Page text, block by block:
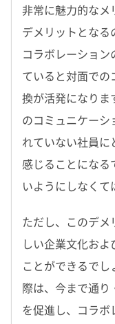
非常に魅力的なメ
デメリットとなる
コラボレーション
ていると対面での
換が活発になりま
のコミュニケーシ
れていない社員に
感じることになる
いようにしなくて
ただし、このデ
しい企業文化お
ことができるで
際は、今まで通り
を促進し、コラボ